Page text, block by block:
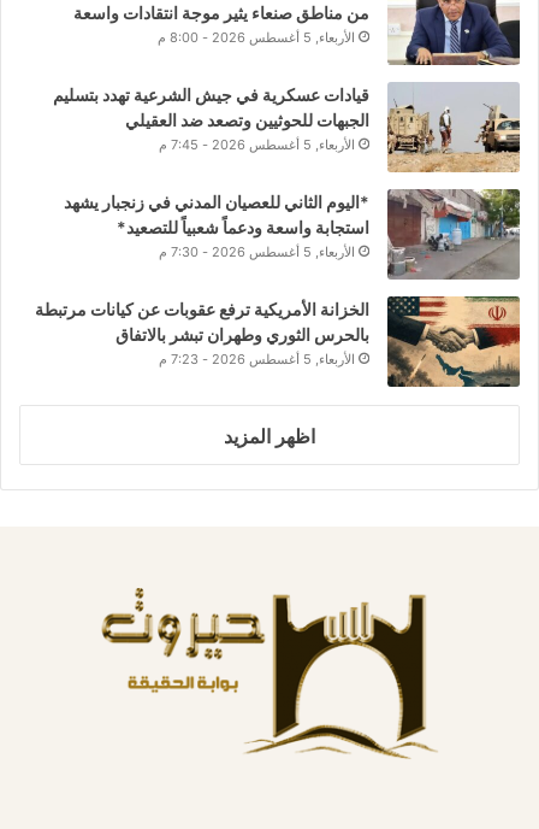
من مناطق صنعاء يثير موجة انتقادات واسعة
الأربعاء, 5 أغسطس 2026 - 8:00 م
قيادات عسكرية في جيش الشرعية تهدد بتسليم
الجبهات للحوثيين وتصعد ضد العقيلي
الأربعاء, 5 أغسطس 2026 - 7:45 م
*اليوم الثاني للعصيان المدني في زنجبار يشهد
استجابة واسعة ودعماً شعبياً للتصعيد*
الأربعاء, 5 أغسطس 2026 - 7:30 م
الخزانة الأمريكية ترفع عقوبات عن كيانات مرتبطة
بالحرس الثوري وطهران تبشر بالاتفاق
الأربعاء, 5 أغسطس 2026 - 7:23 م
اظهر المزيد